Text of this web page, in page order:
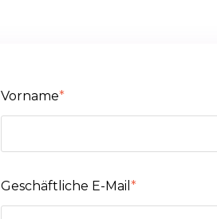
Vorname*
Geschäftliche E-Mail *